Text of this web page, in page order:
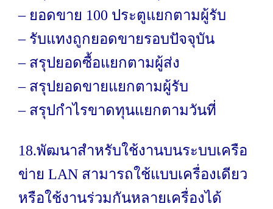
– ยอดขาย 100 ประตูแยกตามผู้รับ
– รับแทงถูกยอดขายรอบปัจจุบัน
– สรุปยอดซื้อแยกตามผู้ส่ง
– สรุปยอดขายแยกตามผู้รับ
– สรุปกำไรขาดทุนแยกตามวันที่
18.พัฒนาสำหรับใช้งานบนระบบเครือ
ข่าย LAN สามารถใช้แบบเครื่องเดียว
หรือใช้งานร่วมกันหลายเครื่องได้